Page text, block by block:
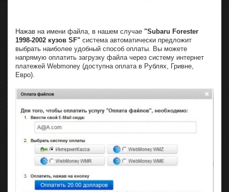
Нажав на имени файла, в нашем случае "Subaru Forester
1998-2002 кузов SF" система автоматически предложит
выбрать наиболее удобный способ оплаты. Вы можете
напрямую оплатить загрузку файла через систему интернет
платежей Webmoney (доступна оплата в Рублях, Гривне,
Евро).